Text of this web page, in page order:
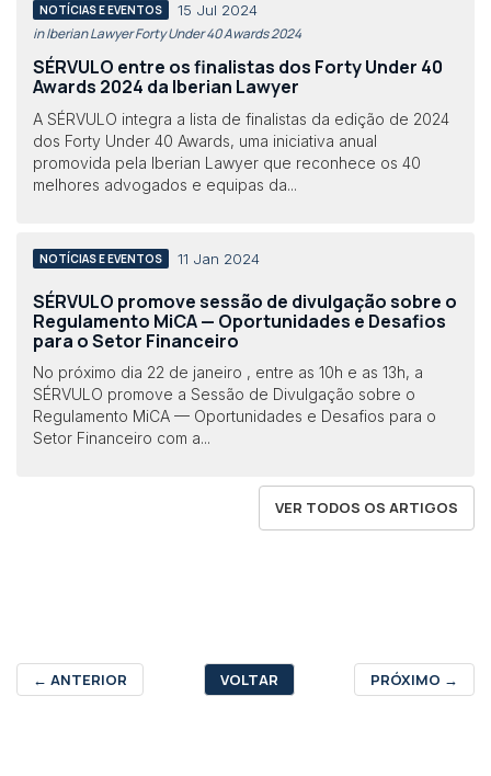
NOTÍCIAS E EVENTOS 15 Jul 2024
in Iberian Lawyer Forty Under 40 Awards 2024
SÉRVULO entre os finalistas dos Forty Under 40
Awards 2024 da Iberian Lawyer
A SÉRVULO integra a lista de finalistas da edição de 2024
dos Forty Under 40 Awards, uma iniciativa anual
promovida pela Iberian Lawyer que reconhece os 40
melhores advogados e equipas da...
NOTÍCIAS E EVENTOS 11 Jan 2024
SÉRVULO promove sessão de divulgação sobre o
Regulamento MiCA — Oportunidades e Desafios
para o Setor Financeiro
No próximo dia 22 de janeiro , entre as 10h e as 13h, a
SÉRVULO promove a Sessão de Divulgação sobre o
Regulamento MiCA — Oportunidades e Desafios para o
Setor Financeiro com a...
VER TODOS OS ARTIGOS
← ANTERIOR VOLTAR PRÓXIMO →